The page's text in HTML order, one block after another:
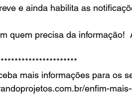
e ainda habilita as
quem precisa da informação!
mais informações para os
enfim-